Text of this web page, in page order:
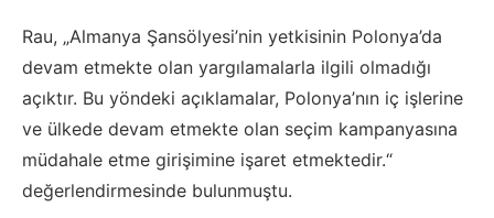
Rau, „Almanya Şansölyesi’nin yetkisinin Polonya’da
devam etmekte olan yargılamalarla ilgili olmadığı
açıktır. Bu yöndeki açıklamalar, Polonya’nın iç işlerine
ve ülkede devam etmekte olan seçim kampanyasına
müdahale etme girişimine işaret etmektedir.“
değerlendirmesinde bulunmuştu.